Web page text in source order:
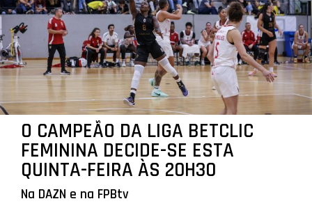
O CAMPEÃO DA LIGA BETCLIC
FEMININA DECIDE-SE ESTA
QUINTA-FEIRA ÀS 20H30
Na DAZN e na FPBtv